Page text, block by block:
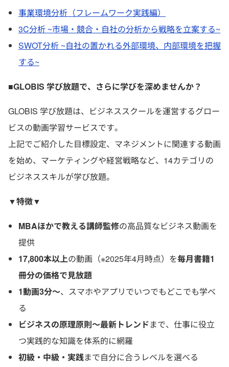
事業環境分析（フレームワーク実践編）
3C分析 ~市場・競合・自社の分析から戦略を立案する~
SWOT分析 ~自社の置かれる外部環境、内部環境を把握
する~
■GLOBIS 学び放題で、さらに学びを深めませんか？
GLOBIS 学び放題は、ビジネススクールを運営するグロー
ビスの動画学習サービスです。
上記でご紹介した目標設定、マネジメントに関連する動画
を始め、マーケティングや経営戦略など、14カテゴリの
ビジネススキルが学び放題。
▼特徴▼
MBAほかで教える講師監修の高品質なビジネス動画を
提供
17,800本以上の動画（※2025年4月時点）を毎月書籍1
冊分の価格で見放題
1動画3分〜、スマホやアプリでいつでもどこでも学べ
る
ビジネスの原理原則〜最新トレンドまで、仕事に役立
つ実践的な知識を体系的に網羅
初級・中級・実践まで自分に合うレベルを選べる